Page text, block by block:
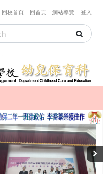
回校首頁 回首頁 網站導覽 登入
›